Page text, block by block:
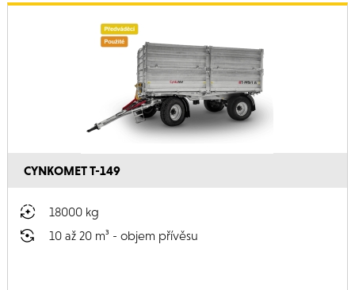
CYNKOMET T-149
18000 kg
10 až 20 m³ - objem přívěsu